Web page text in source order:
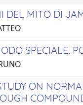
DEL MITO DI
SPECIALE,
ON